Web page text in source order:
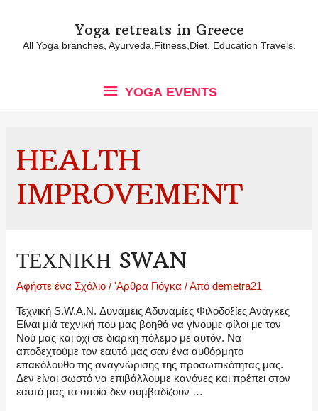
Yoga retreats in Greece
All Yoga branches, Ayurveda,Fitness,Diet, Education Travels.
YOGA
YOGA EVENTS
HEALTH
IMPROVEMENT
ΤΕΧΝΙΚΉ SWAN
Αφήστε ένα Σχόλιο /'Αρθρα Γιόγκα / Από demetra21
Τεχνική S.W.A.N. Δυνάμεις Αδυναμίες Φιλοδοξίες Ανάγκες
Είναι μιά τεχνική που μας βοηθά να γίνουμε φίλοι με τον
Νού μας και όχι σε διαρκή πόλεμο με αυτόν. Να
αποδεχτούμε τον εαυτό μας σαν ένα αυθόρμητο
επακόλουθο της αναγνώρισης της προσωπικότητας μας.
Δεν είναι σωστό να επιβάλλουμε κανόνες και πρέπει στον
εαυτό μας τα οποία δεν συμβαδίζουν …